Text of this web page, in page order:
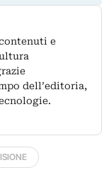
e
dell’editoria,